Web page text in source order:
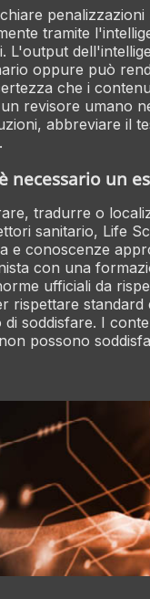
tramite
L'output
oppure può
che i
revisore umano
abbreviare il
necessario un
tradurre o
sanitario, Life
e conoscenze
con una
ufficiali da
rispettare
di soddisfare. I
possono